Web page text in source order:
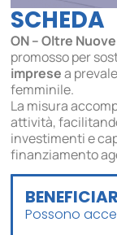
SCHEDA
ON – Oltre
promosso per
impresea
femminile.
La misura
attività,
investimenti e
finanziamento
Possono